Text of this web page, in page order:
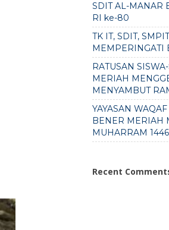
SDIT AL-MANAR
RI ke-80
TK IT, SDIT,
MEMPERINGATI
RATUSAN
MERIAH
MENYAMBUT
YAYASAN
BENER MERIAH
MUHARRAM
Recent